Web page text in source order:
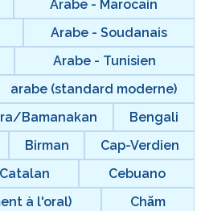
Arabe - Marocain
Arabe - Soudanais
Arabe - Tunisien
arabe (standard moderne)
Bamanakan
Bengali
Birman
Cap-Verdien
Catalan
Cebuano
à l'oral)
Chăm